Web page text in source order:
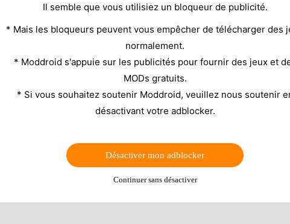
Il semble que vous utilisiez un bloqueur de publicité.
* Mais les bloqueurs peuvent vous empêcher de télécharger des
normalement.
* Moddroid s'appuie sur les publicités pour fournir des jeux et
MODs gratuits.
* Si vous souhaitez soutenir Moddroid, veuillez nous soutenir
désactivant votre adblocker.
Désactiver mon adblocker
Continuer sans désactiver